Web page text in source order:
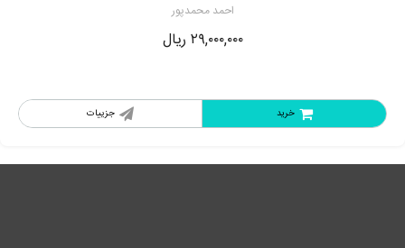
احمد محمدپور
۲۹,۰۰۰,۰۰۰ ریال
جزییات خرید